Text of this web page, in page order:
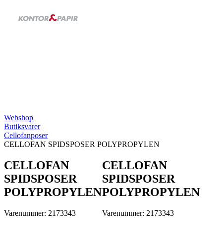
Webshop
Butiksvarer
Cellofanposer
CELLOFAN SPIDSPOSER POLYPROPYLEN
CELLOFAN
SPIDSPOSER
POLYPROPYLEN
Varenummer: 2173343
CELLOFAN
SPIDSPOSER
POLYPROPYLEN
Varenummer: 2173343